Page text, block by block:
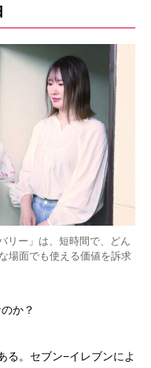
リー」は、短時間で、どん
場面でも使える価値を訴求
か？
る。セブン−イレブンによ